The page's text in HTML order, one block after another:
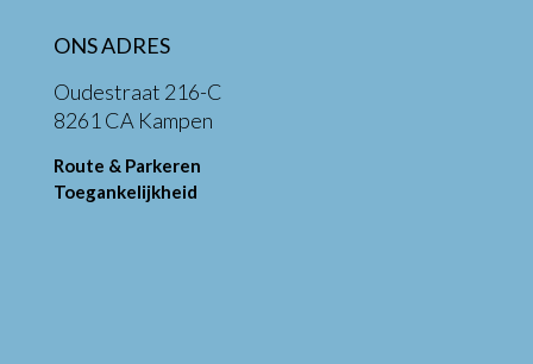
ONS ADRES
Oudestraat 216-C
8261 CA Kampen
Route & Parkeren
Toegankelijkheid